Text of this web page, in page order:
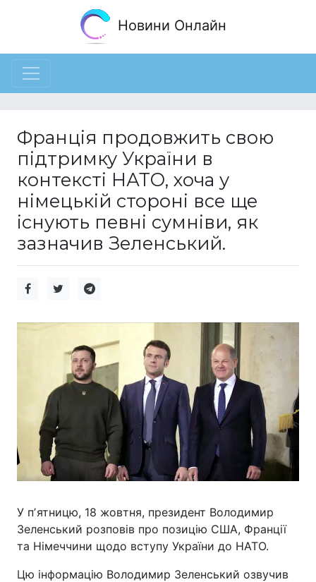
Новини Онлайн
Франція продовжить свою
підтримку України в
контексті НАТО, хоча у
німецькій стороні все ще
існують певні сумніви, як
зазначив Зеленський.
У пʼятницю, 18 жовтня, президент Володимир
Зеленський розповів про позицію США, Франції
та Німеччини щодо вступу України до НАТО.
Цю інформацію Володимир Зеленський озвучив